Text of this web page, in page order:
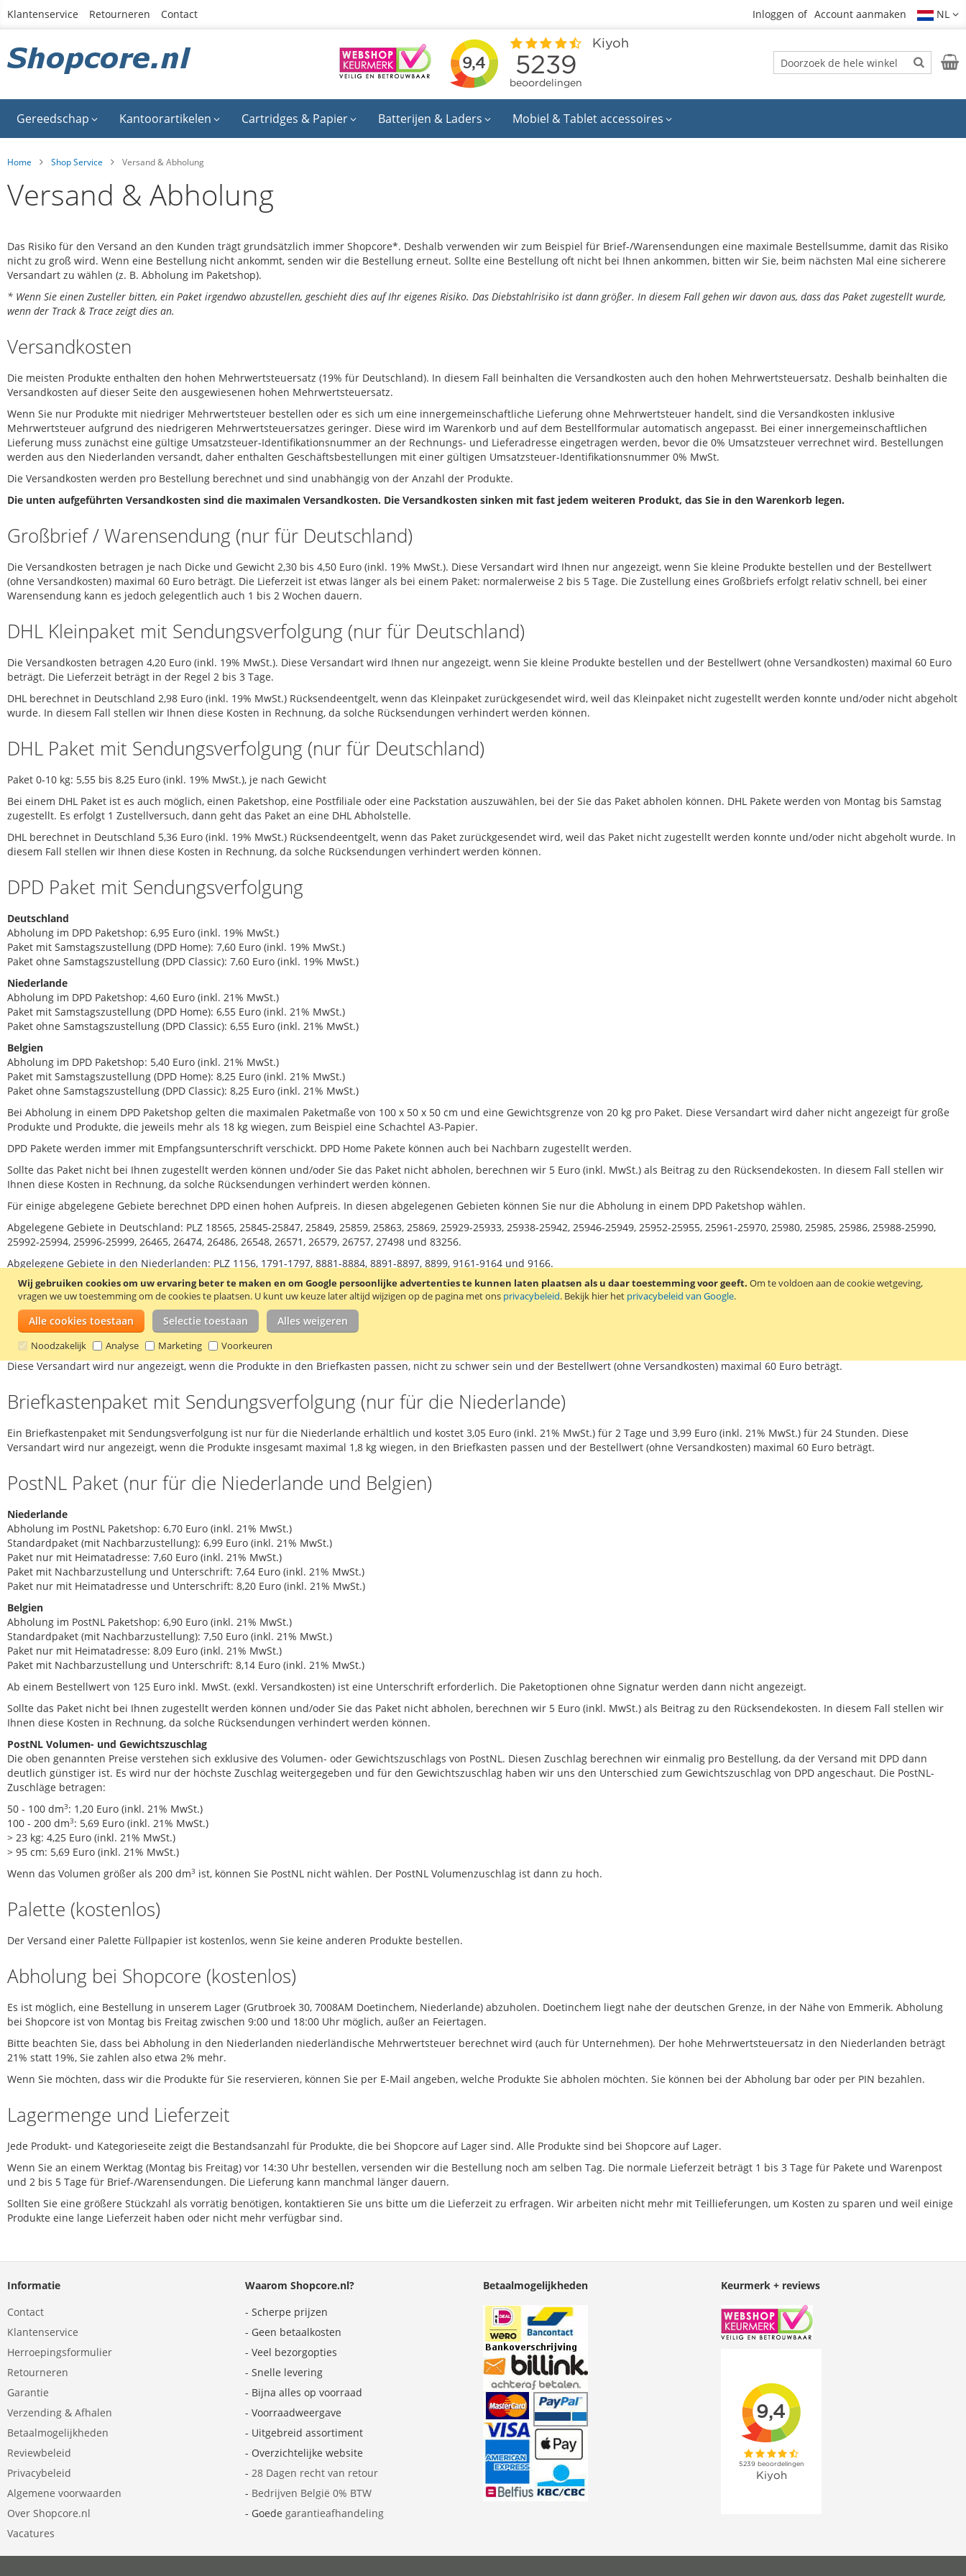
Wij gebruiken cookies om uw ervaring beter te maken en om Google persoonlijke advertenties te kunnen laten plaatsen als u daar toestemming voor geeft. Om te voldoen aan de cookie wetgeving,
vragen we uw toestemming om de cookies te plaatsen. U kunt uw keuze later altijd wijzigen op de pagina met ons privacybeleid. Bekijk hier het privacybeleid van Google.
Alle cookies toestaan Selectie toestaan Alles weigeren
Noodzakelijk Analyse Marketing Voorkeuren
Ga
inhoud
Klantenservice Retourneren Contact Inloggen Account aanmaken NL
Zoek
Zoek
Gereedschap Kantoorartikelen Cartridges & Papier Batterijen & Laders Mobiel & Tablet accessoires
Home Shop Service Versand & Abholung
Versand & Abholung
Das Risiko für den Versand an den Kunden trägt grundsätzlich immer Shopcore*. Deshalb verwenden wir zum Beispiel für Brief-/Warensendungen eine maximale Bestellsumme, damit das Risiko
nicht zu groß wird. Wenn eine Bestellung nicht ankommt, senden wir die Bestellung erneut. Sollte eine Bestellung oft nicht bei Ihnen ankommen, bitten wir Sie, beim nächsten Mal eine sicherere
Versandart zu wählen (z. B. Abholung im Paketshop).
* Wenn Sie einen Zusteller bitten, ein Paket irgendwo abzustellen, geschieht dies auf Ihr eigenes Risiko. Das Diebstahlrisiko ist dann größer. In diesem Fall gehen wir davon aus, dass das Paket zugestellt wurde,
wenn der Track & Trace zeigt dies an.
Versandkosten
Die meisten Produkte enthalten den hohen Mehrwertsteuersatz (19% für Deutschland). In diesem Fall beinhalten die Versandkosten auch den hohen Mehrwertsteuersatz. Deshalb beinhalten die
Versandkosten auf dieser Seite den ausgewiesenen hohen Mehrwertsteuersatz.
Wenn Sie nur Produkte mit niedriger Mehrwertsteuer bestellen oder es sich um eine innergemeinschaftliche Lieferung ohne Mehrwertsteuer handelt, sind die Versandkosten inklusive
Mehrwertsteuer aufgrund des niedrigeren Mehrwertsteuersatzes geringer. Diese wird im Warenkorb und auf dem Bestellformular automatisch angepasst. Bei einer innergemeinschaftlichen
Lieferung muss zunächst eine gültige Umsatzsteuer-Identifikationsnummer an der Rechnungs- und Lieferadresse eingetragen werden, bevor die 0% Umsatzsteuer verrechnet wird. Bestellungen
werden aus den Niederlanden versandt, daher enthalten Geschäftsbestellungen mit einer gültigen Umsatzsteuer-Identifikationsnummer 0% MwSt.
Die Versandkosten werden pro Bestellung berechnet und sind unabhängig von der Anzahl der Produkte.
Die unten aufgeführten Versandkosten sind die maximalen Versandkosten. Die Versandkosten sinken mit fast jedem weiteren Produkt, das Sie in den Warenkorb legen.
Großbrief / Warensendung (nur für Deutschland)
Die Versandkosten betragen je nach Dicke und Gewicht 2,30 bis 4,50 Euro (inkl. 19% MwSt.). Diese Versandart wird Ihnen nur angezeigt, wenn Sie kleine Produkte bestellen und der Bestellwert
(ohne Versandkosten) maximal 60 Euro beträgt. Die Lieferzeit ist etwas länger als bei einem Paket: normalerweise 2 bis 5 Tage. Die Zustellung eines Großbriefs erfolgt relativ schnell, bei einer
Warensendung kann es jedoch gelegentlich auch 1 bis 2 Wochen dauern.
DHL Kleinpaket mit Sendungsverfolgung (nur für Deutschland)
Die Versandkosten betragen 4,20 Euro (inkl. 19% MwSt.). Diese Versandart wird Ihnen nur angezeigt, wenn Sie kleine Produkte bestellen und der Bestellwert (ohne Versandkosten) maximal 60 Euro
beträgt. Die Lieferzeit beträgt in der Regel 2 bis 3 Tage.
DHL berechnet in Deutschland 2,98 Euro (inkl. 19% MwSt.) Rücksendeentgelt, wenn das Kleinpaket zurückgesendet wird, weil das Kleinpaket nicht zugestellt werden konnte und/oder nicht abgeholt
wurde. In diesem Fall stellen wir Ihnen diese Kosten in Rechnung, da solche Rücksendungen verhindert werden können.
DHL Paket mit Sendungsverfolgung (nur für Deutschland)
Paket 0-10 kg: 5,55 bis 8,25 Euro (inkl. 19% MwSt.), je nach Gewicht
Bei einem DHL Paket ist es auch möglich, einen Paketshop, eine Postfiliale oder eine Packstation auszuwählen, bei der Sie das Paket abholen können. DHL Pakete werden von Montag bis Samstag
zugestellt. Es erfolgt 1 Zustellversuch, dann geht das Paket an eine DHL Abholstelle.
DHL berechnet in Deutschland 5,36 Euro (inkl. 19% MwSt.) Rücksendeentgelt, wenn das Paket zurückgesendet wird, weil das Paket nicht zugestellt werden konnte und/oder nicht abgeholt wurde. In
diesem Fall stellen wir Ihnen diese Kosten in Rechnung, da solche Rücksendungen verhindert werden können.
DPD Paket mit Sendungsverfolgung
Deutschland
Abholung im DPD Paketshop: 6,95 Euro (inkl. 19% MwSt.)
Paket mit Samstagszustellung (DPD Home): 7,60 Euro (inkl. 19% MwSt.)
Paket ohne Samstagszustellung (DPD Classic): 7,60 Euro (inkl. 19% MwSt.)
Niederlande
Abholung im DPD Paketshop: 4,60 Euro (inkl. 21% MwSt.)
Paket mit Samstagszustellung (DPD Home): 6,55 Euro (inkl. 21% MwSt.)
Paket ohne Samstagszustellung (DPD Classic): 6,55 Euro (inkl. 21% MwSt.)
Belgien
Abholung im DPD Paketshop: 5,40 Euro (inkl. 21% MwSt.)
Paket mit Samstagszustellung (DPD Home): 8,25 Euro (inkl. 21% MwSt.)
Paket ohne Samstagszustellung (DPD Classic): 8,25 Euro (inkl. 21% MwSt.)
Bei Abholung in einem DPD Paketshop gelten die maximalen Paketmaße von 100 x 50 x 50 cm und eine Gewichtsgrenze von 20 kg pro Paket. Diese Versandart wird daher nicht angezeigt für große
Produkte und Produkte, die jeweils mehr als 18 kg wiegen, zum Beispiel eine Schachtel A3-Papier.
DPD Pakete werden immer mit Empfangsunterschrift verschickt. DPD Home Pakete können auch bei Nachbarn zugestellt werden.
Sollte das Paket nicht bei Ihnen zugestellt werden können und/oder Sie das Paket nicht abholen, berechnen wir 5 Euro (inkl. MwSt.) als Beitrag zu den Rücksendekosten. In diesem Fall stellen wir
Ihnen diese Kosten in Rechnung, da solche Rücksendungen verhindert werden können.
Für einige abgelegene Gebiete berechnet DPD einen hohen Aufpreis. In diesen abgelegenen Gebieten können Sie nur die Abholung in einem DPD Paketshop wählen.
Abgelegene Gebiete in Deutschland: PLZ 18565, 25845-25847, 25849, 25859, 25863, 25869, 25929-25933, 25938-25942, 25946-25949, 25952-25955, 25961-25970, 25980, 25985, 25986, 25988-25990,
25992-25994, 25996-25999, 26465, 26474, 26486, 26548, 26571, 26579, 26757, 27498 und 83256.
Abgelegene Gebiete in den Niederlanden: PLZ 1156, 1791-1797, 8881-8884, 8891-8897, 8899, 9161-9164 und 9166.
Briefkastenpaket ohne Sendungsverfolgung (nur für die Niederlande und Belgien)
Niederlande: 2,90 Euro (inkl. 21% MwSt.) nur kleine, sehr leichte Produkte (2 Tage)
Belgien: 5,86 Euro (inkl. 21% MwSt.) bis 80 Gramm en 6,64 Euro (inkl. 21% MwSt.) bis 160 Gramm (2-3 Tage)
Diese Versandart wird nur angezeigt, wenn die Produkte in den Briefkasten passen, nicht zu schwer sein und der Bestellwert (ohne Versandkosten) maximal 60 Euro beträgt.
Briefkastenpaket mit Sendungsverfolgung (nur für die Niederlande)
Ein Briefkastenpaket mit Sendungsverfolgung ist nur für die Niederlande erhältlich und kostet 3,05 Euro (inkl. 21% MwSt.) für 2 Tage und 3,99 Euro (inkl. 21% MwSt.) für 24 Stunden. Diese
Versandart wird nur angezeigt, wenn die Produkte insgesamt maximal 1,8 kg wiegen, in den Briefkasten passen und der Bestellwert (ohne Versandkosten) maximal 60 Euro beträgt.
PostNL Paket (nur für die Niederlande und Belgien)
Niederlande
Abholung im PostNL Paketshop: 6,70 Euro (inkl. 21% MwSt.)
Standardpaket (mit Nachbarzustellung): 6,99 Euro (inkl. 21% MwSt.)
Paket nur mit Heimatadresse: 7,60 Euro (inkl. 21% MwSt.)
Paket mit Nachbarzustellung und Unterschrift: 7,64 Euro (inkl. 21% MwSt.)
Paket nur mit Heimatadresse und Unterschrift: 8,20 Euro (inkl. 21% MwSt.)
Belgien
Abholung im PostNL Paketshop: 6,90 Euro (inkl. 21% MwSt.)
Standardpaket (mit Nachbarzustellung): 7,50 Euro (inkl. 21% MwSt.)
Paket nur mit Heimatadresse: 8,09 Euro (inkl. 21% MwSt.)
Paket mit Nachbarzustellung und Unterschrift: 8,14 Euro (inkl. 21% MwSt.)
Ab einem Bestellwert von 125 Euro inkl. MwSt. (exkl. Versandkosten) ist eine Unterschrift erforderlich. Die Paketoptionen ohne Signatur werden dann nicht angezeigt.
Sollte das Paket nicht bei Ihnen zugestellt werden können und/oder Sie das Paket nicht abholen, berechnen wir 5 Euro (inkl. MwSt.) als Beitrag zu den Rücksendekosten. In diesem Fall stellen wir
Ihnen diese Kosten in Rechnung, da solche Rücksendungen verhindert werden können.
PostNL Volumen- und Gewichtszuschlag
Die oben genannten Preise verstehen sich exklusive des Volumen- oder Gewichtszuschlags von PostNL. Diesen Zuschlag berechnen wir einmalig pro Bestellung, da der Versand mit DPD dann
deutlich günstiger ist. Es wird nur der höchste Zuschlag weitergegeben und für den Gewichtszuschlag haben wir uns den Unterschied zum Gewichtszuschlag von DPD angeschaut. Die PostNL-
Zuschläge betragen:
50 - 100 dm3: 1,20 Euro (inkl. 21% MwSt.)
100 - 200 dm3: 5,69 Euro (inkl. 21% MwSt.)
> 23 kg: 4,25 Euro (inkl. 21% MwSt.)
> 95 cm: 5,69 Euro (inkl. 21% MwSt.)
Wenn das Volumen größer als 200 dm3 ist, können Sie PostNL nicht wählen. Der PostNL Volumenzuschlag ist dann zu hoch.
Palette (kostenlos)
Der Versand einer Palette Füllpapier ist kostenlos, wenn Sie keine anderen Produkte bestellen.
Abholung bei Shopcore (kostenlos)
Es ist möglich, eine Bestellung in unserem Lager (Grutbroek 30, 7008AM Doetinchem, Niederlande) abzuholen. Doetinchem liegt nahe der deutschen Grenze, in der Nähe von Emmerik. Abholung
bei Shopcore ist von Montag bis Freitag zwischen 9:00 und 18:00 Uhr möglich, außer an Feiertagen.
Bitte beachten Sie, dass bei Abholung in den Niederlanden niederländische Mehrwertsteuer berechnet wird (auch für Unternehmen). Der hohe Mehrwertsteuersatz in den Niederlanden beträgt
21% statt 19%, Sie zahlen also etwa 2% mehr.
Wenn Sie möchten, dass wir die Produkte für Sie reservieren, können Sie per E-Mail angeben, welche Produkte Sie abholen möchten. Sie können bei der Abholung bar oder per PIN bezahlen.
Lagermenge und Lieferzeit
Jede Produkt- und Kategorieseite zeigt die Bestandsanzahl für Produkte, die bei Shopcore auf Lager sind. Alle Produkte sind bei Shopcore auf Lager.
Wenn Sie an einem Werktag (Montag bis Freitag) vor 14:30 Uhr bestellen, versenden wir die Bestellung noch am selben Tag. Die normale Lieferzeit beträgt 1 bis 3 Tage für Pakete und Warenpost
und 2 bis 5 Tage für Brief-/Warensendungen. Die Lieferung kann manchmal länger dauern.
Sollten Sie eine größere Stückzahl als vorrätig benötigen, kontaktieren Sie uns bitte um die Lieferzeit zu erfragen. Wir arbeiten nicht mehr mit Teillieferungen, um Kosten zu sparen und weil einige
Produkte eine lange Lieferzeit haben oder nicht mehr verfügbar sind.
Informatie
Contact
Klantenservice
Herroepingsformulier
Retourneren
Garantie
Verzending & Afhalen
Betaalmogelijkheden
Reviewbeleid
Privacybeleid
Algemene voorwaarden
Over Shopcore.nl
Vacatures
Waarom Shopcore.nl?
- Scherpe prijzen
- Geen betaalkosten
- Veel bezorgopties
- Snelle levering
- Bijna alles op voorraad
- Voorraadweergave
- Uitgebreid assortiment
- Overzichtelijke website
- 28 Dagen recht van retour
- Bedrijven België 0% BTW
- Goede garantieafhandeling
Betaalmogelijkheden Keurmerk + reviews